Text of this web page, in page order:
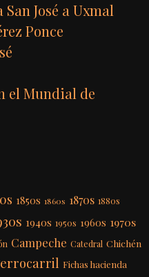
José a Uxmal
Ponce
el Mundial de
1850s 1860s 1870s 1880s
1940s 1950s 1960s 1970s
Campeche Catedral Chichén
Fichas hacienda